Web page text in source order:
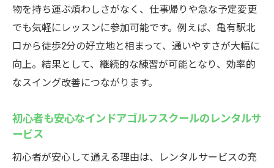
物を持ち運ぶ煩わしさがなく、仕事帰りや急な予定変更
でも気軽にレッスンに参加可能です。例えば、亀有駅北
口から徒歩2分の好立地と相まって、通いやすさが大幅に
向上。結果として、継続的な練習が可能となり、効率的
なスイング改善につながります。
初心者も安心なインドアゴルフスクールのレンタルサ
ービス
初心者が安心して通える理由は、レンタルサービスの充